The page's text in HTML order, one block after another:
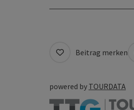
Beitrag merken
powered by TOURDATA